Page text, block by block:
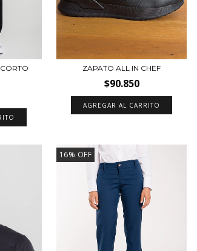
ZAPATO ALL IN CHEF
$90.850
AGREGAR AL CARRITO
16% OFF